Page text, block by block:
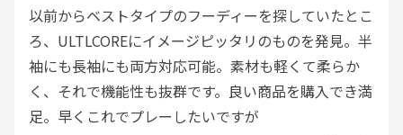
以前からベストタイプのフーディーを探していたとこ
ろ、ULTLCOREにイメージピッタリのものを発見。半
袖にも長袖にも両方対応可能。素材も軽くて柔らか
く、それで機能性も抜群です。良い商品を購入でき満
足。早くこれでプレーしたいですが